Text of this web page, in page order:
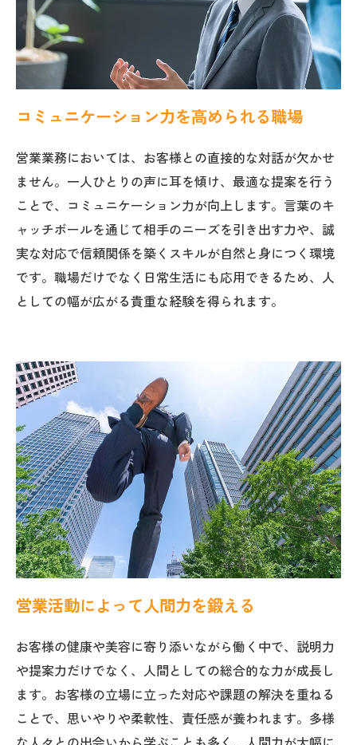
コミュニケーション力を高められる職場
営業業務においては、お客様との直接的な対話が欠かせ
ません。一人ひとりの声に耳を傾け、最適な提案を行う
ことで、コミュニケーション力が向上します。言葉のキ
ャッチボールを通じて相手のニーズを引き出す力や、誠
実な対応で信頼関係を築くスキルが自然と身につく環境
です。職場だけでなく日常生活にも応用できるため、人
としての幅が広がる貴重な経験を得られます。
営業活動によって人間力を鍛える
お客様の健康や美容に寄り添いながら働く中で、説明力
や提案力だけでなく、人間としての総合的な力が成長し
ます。お客様の立場に立った対応や課題の解決を重ねる
ことで、思いやりや柔軟性、責任感が養われます。多様